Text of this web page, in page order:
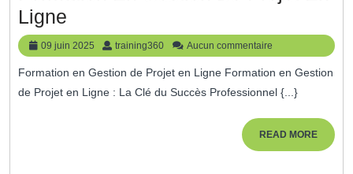
Ligne
Votre
Carrière
Avec
09 juin 2025
09
juin
2025
training360 training360
Aucun commentaire
Formation en Gestion de Projet en Ligne Formation en Gestion
de Projet en Ligne : La Clé du Succès Professionnel {...}
READ MOREREAD
MORE